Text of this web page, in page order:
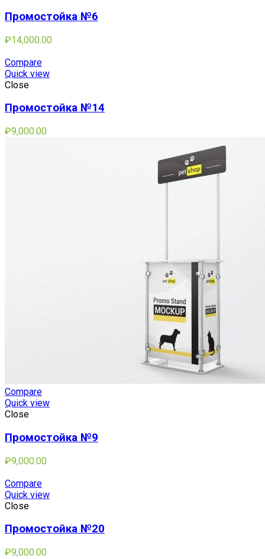
Промостойка №6
₽14,000.00
Compare
Quick view
Close
Промостойка №14
₽9,000.00
Compare
Quick view
Close
Промостойка №9
₽9,000.00
Compare
Quick view
Close
Промостойка №20
₽9,000.00